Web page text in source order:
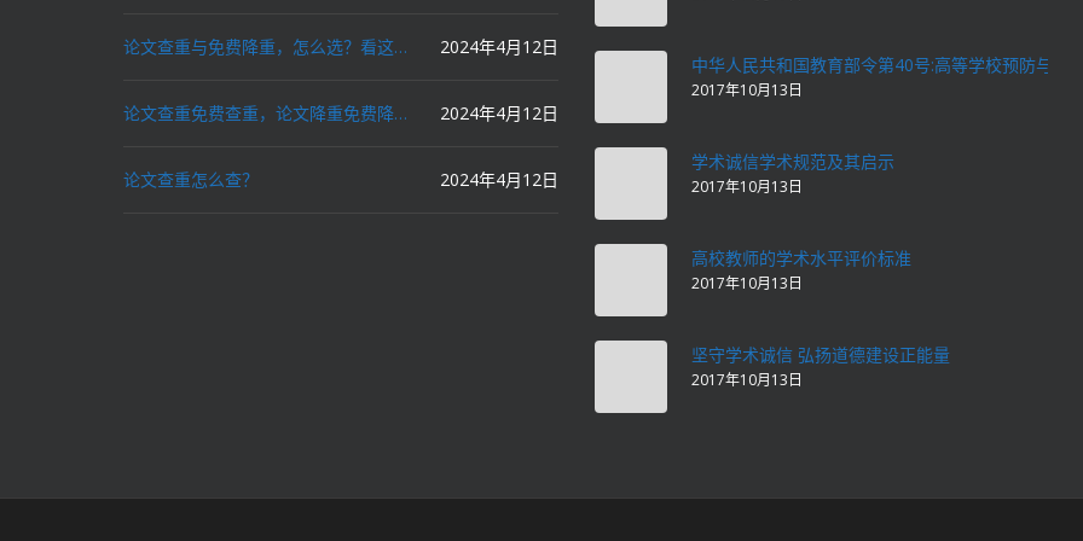
论文查重与免费降重，怎么选？看这里就对了！ 2024年4月12日
论文查重免费查重，论文降重免费降重，机器降重，人工降重，降低AIGC写作率，ai写论文，都要选论文狗和paperdog以及文思慧达！ 2024年4月12日
论文查重怎么查？ 2024年4月12日
中华人民共和国教育部令第40号:高等学校预防与处
2017年10月13日
学术诚信学术规范及其启示
2017年10月13日
高校教师的学术水平评价标准
2017年10月13日
坚守学术诚信 弘扬道德建设正能量
2017年10月13日